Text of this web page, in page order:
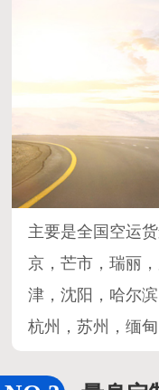
主要是全国空运
京，芒市，瑞丽
津，沈阳，哈尔
杭州，苏州，缅